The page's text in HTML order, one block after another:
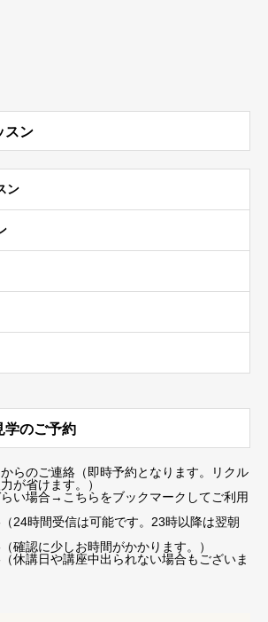
スン
ン
学のご予約
らのご連絡（即時予約となります。リクル
が省けます。）
い場合→こちらをブックマーク してご利用
24時間受信は可能です。23時以降は翌朝
確認に少しお時間がかかります。）
休講日や講座中出られない場合もございま